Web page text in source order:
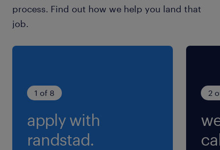
残業
残業なし
process. Find out how we help you land that
job.
1 of 8
apply with
randstad.
2